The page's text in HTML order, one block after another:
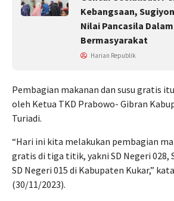
Kebangsaan,
Nilai Pancasila
Bermasyarakat
Harian Republik
Pembagian makanan dan susu gratis
oleh Ketua TKD Prabowo- Gibran
Turiadi.
“Hari ini kita melakukan pembagian
gratis di tiga titik, yakni SD Negeri 028,
SD Negeri 015 di Kabupaten Kukar,”
(30/11/2023).